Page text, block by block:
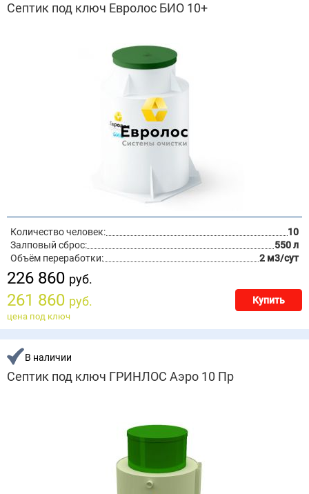
Септик под ключ Евролос БИО 10+
Количество человек:
10
Залповый сброс:
550 л
Объём переработки:
2 м3/сут
226 860 руб.
261 860 руб. Купить
цена под ключ
В наличии
Септик под ключ ГРИНЛОС Аэро 10 Пр